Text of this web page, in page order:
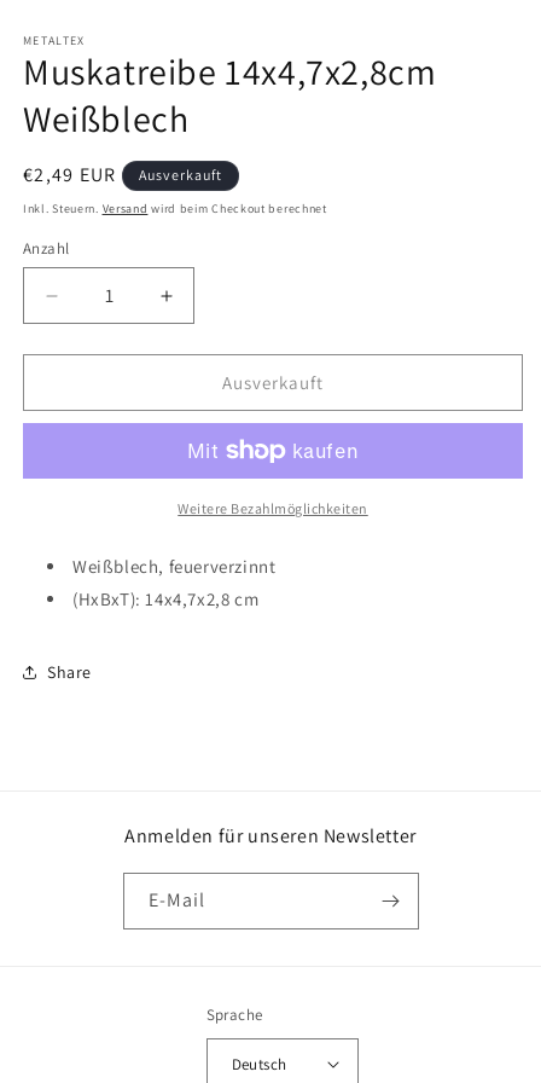
in
Modal
öffnen
METALTEX
Muskatreibe 14x4,7x2,8cm
Weißblech
Normaler
Preis
€2,49 EUR Ausverkauft
Inkl. Steuern. Versand wird beim Checkout berechnet
Anzahl
Verringere
die
Menge
Muskatreibe
Erhöhe
die
Menge
Muskatreibe
14x4,7x2,8cm
Weißblech
Ausverkauft
Weitere Bezahlmöglichkeiten
Weißblech, feuerverzinnt
(HxBxT): 14x4,7x2,8 cm
Share
Anmelden für unseren Newsletter
E-Mail
Sprache
Deutsch